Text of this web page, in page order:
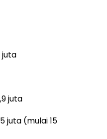
juta
juta
juta (mulai 15